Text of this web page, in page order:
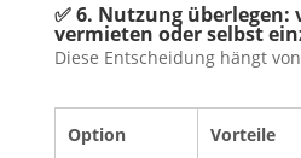
✅ 6. Nutzung überlegen:
vermieten oder selbst
Diese Entscheidung hängt
Option Vorteile